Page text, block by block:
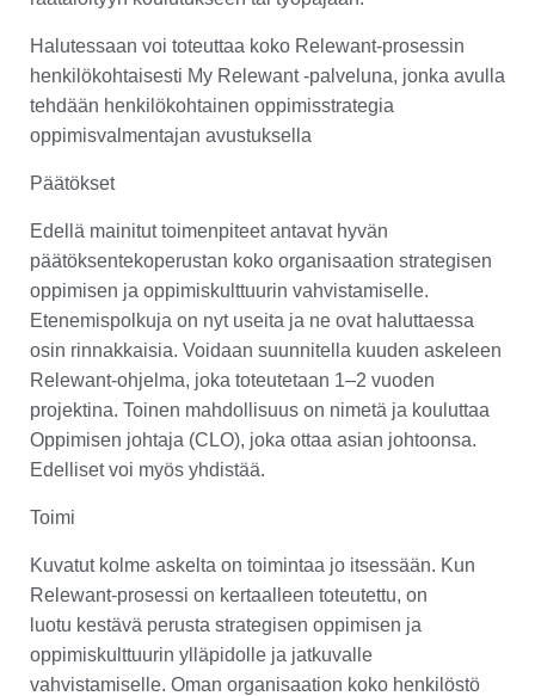
Halutessaan voi toteuttaa koko Relewant-prosessin
henkilökohtaisesti My Relewant -palveluna, jonka avulla
tehdään henkilökohtainen oppimisstrategia
oppimisvalmentajan avustuksella
Päätökset
Edellä mainitut toimenpiteet antavat hyvän
päätöksentekoperustan koko organisaation strategisen
oppimisen ja oppimiskulttuurin vahvistamiselle.
Etenemispolkuja on nyt useita ja ne ovat haluttaessa
osin rinnakkaisia. Voidaan suunnitella kuuden askeleen
Relewant-ohjelma, joka toteutetaan 1–2 vuoden
projektina. Toinen mahdollisuus on nimetä ja kouluttaa
Oppimisen johtaja (CLO), joka ottaa asian johtoonsa.
Edelliset voi myös yhdistää.
Toimi
Kuvatut kolme askelta on toimintaa jo itsessään. Kun
Relewant-prosessi on kertaalleen toteutettu, on
luotu kestävä perusta strategisen oppimisen ja
oppimiskulttuurin ylläpidolle ja jatkuvalle
vahvistamiselle. Oman organisaation koko henkilöstö